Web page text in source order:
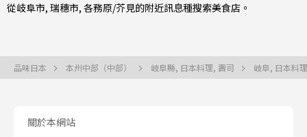
從岐阜市, 瑞穗市, 各務原/芥見的附近訊息種搜索美食店。
品味日本 本州中部（中部） 岐阜縣, 日本料理, 壽司 岐阜, 日本料
關於本網站